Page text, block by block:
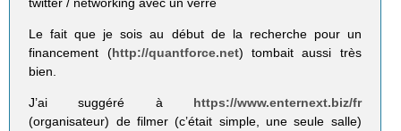
Le fait que je sois au début de la recherche pour un
financement (http://quantforce.net) tombait aussi très
bien.
J’ai suggéré à https://www.enternext.biz/fr
(organisateur) de filmer (c’était simple, une seule salle)